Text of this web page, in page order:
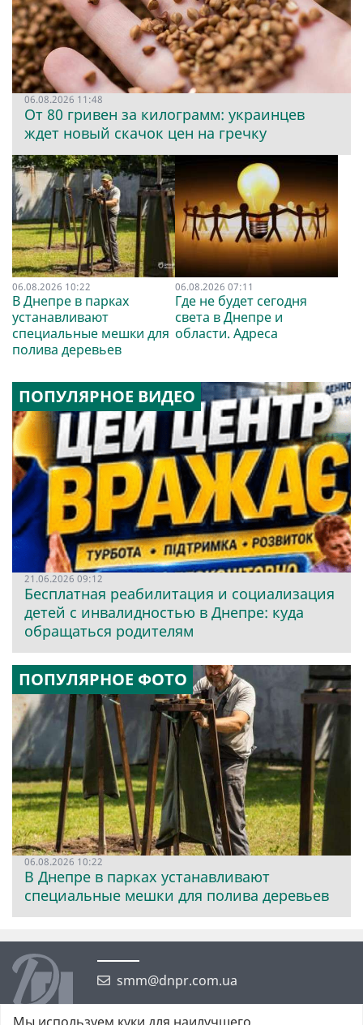
06.08.2026 11:48
От 80 гривен за килограмм: украинцев
ждет новый скачок цен на гречку
06.08.2026 10:22
В Днепре в парках
устанавливают
специальные мешки для
полива деревьев
06.08.2026 07:11
Где не будет сегодня
света в Днепре и
области. Адреса
ПОПУЛЯРНОЕ ВИДЕО
21.06.2026 09:12
Бесплатная реабилитация и социализация
детей с инвалидностью в Днепре: куда
обращаться родителям
ПОПУЛЯРНОЕ ФОТО
06.08.2026 10:22
В Днепре в парках устанавливают
специальные мешки для полива деревьев
smm@dnpr.com.ua